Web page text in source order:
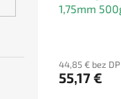
1,75mm
44,85 € bez
55,17 €